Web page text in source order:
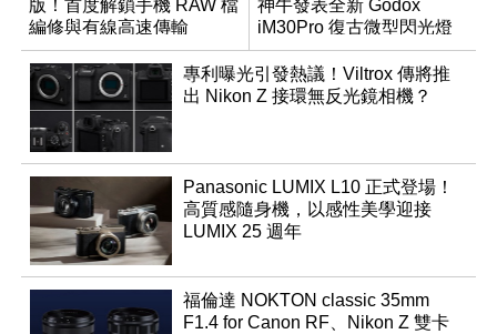
版！首度解鎖手機 RAW 檔
編修與有線高速傳輸
神牛發表全新 Godox
iM30Pro 復古微型閃光燈
專利曝光引發熱議！Viltrox 傳將推
出 Nikon Z 接環無反光鏡相機？
Panasonic LUMIX L10 正式登場！
高質感隨身機，以感性美學迎接
LUMIX 25 週年
福倫達 NOKTON classic 35mm
F1.4 for Canon RF、Nikon Z 雙卡